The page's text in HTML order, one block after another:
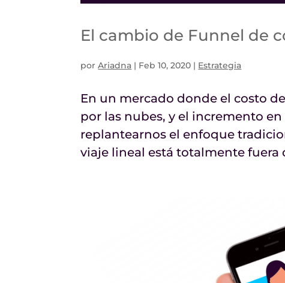
El cambio de Funnel de
porAriadna | Feb 10, 2020 | Estrategia
En un mercado donde el costo
por las nubes, y el incremento
replantearnos el enfoque
viaje lineal está totalmente fuera